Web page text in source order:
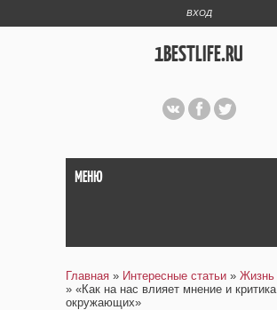
ВХОД
1BESTLIFE.RU
МЕНЮ
Главная » Интересные статьи » Жизнь
» «Как на нас влияет мнение и критика
окружающих»